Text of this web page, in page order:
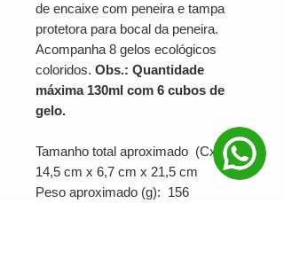
de encaixe com peneira e tampa
protetora para bocal da peneira.
Acompanha 8 gelos ecológicos
coloridos. Obs.: Quantidade
máxima 130ml com 6 cubos de
gelo.
Tamanho total aproximado (CxL):
14,5 cm x 6,7 cm x 21,5 cm
Peso aproximado (g): 156